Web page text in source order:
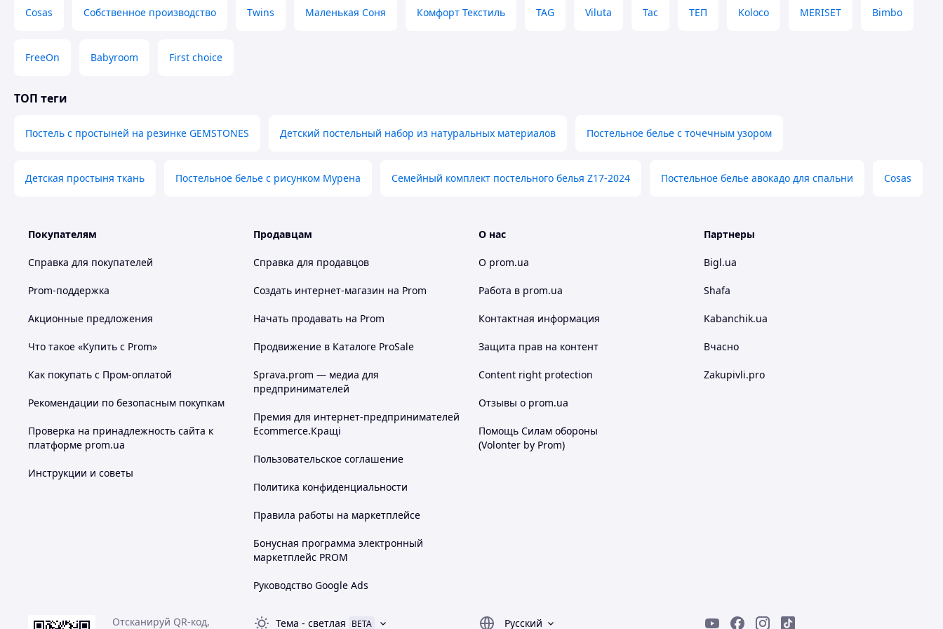
Cosas Собственное производство Twins Маленькая Соня Комфорт Текстиль TAG Viluta Tac ТЕП Koloco MERISET Bimbo
FreeOn Babyroom First choice
ТОП теги
Постель с простыней на резинке GEMSTONES Детский постельный набор из натуральных материалов Постельное белье с точечным узором
Детская простыня ткань Постельное белье с рисунком Мурена Семейный комплект постельного белья Z17-2024 Постельное белье авокадо для спальни Cosas
Покупателям
Справка для покупателей
Prom-поддержка
Акционные предложения
Что такое «Купить с Prom»
Как покупать с Пром-оплатой
Рекомендации по безопасным покупкам
Проверка на принадлежность сайта к
платформе prom.ua
Инструкции и советы
Продавцам
Справка для продавцов
Создать интернет-магазин на Prom
Начать продавать на Prom
Продвижение в Каталоге ProSale
Sprava.prom — медиа для
предпринимателей
Премия для интернет-предпринимателей
Ecommerce.Кращі
Пользовательское соглашение
Политика конфиденциальности
Правила работы на маркетплейсе
Бонусная программа электронный
маркетплейс PROM
Руководство Google Ads
О нас
О prom.ua
Работа в prom.ua
Контактная информация
Защита прав на контент
Content right protection
Отзывы о prom.ua
Помощь Силам обороны
(Volonter by Prom)
Партнеры
Bigl.ua
Shafa
Kabanchik.ua
Вчасно
Zakupivli.pro
Отсканируй QR-код, Тема - светлая BETA Русский